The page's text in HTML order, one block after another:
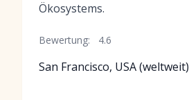
Ökosystems.
Bewertung: 4.6
San Francisco, USA (weltweit)